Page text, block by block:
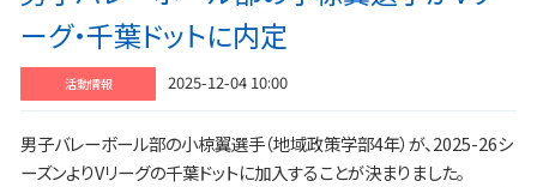
ーグ・千葉ドットに内定
活動情報 2025-12-04 10:00
男子バレーボール部の小椋翼選手（地域政策学部4年）が、2025-26シ
ーズンよりVリーグの千葉ドットに加入することが決まりました。